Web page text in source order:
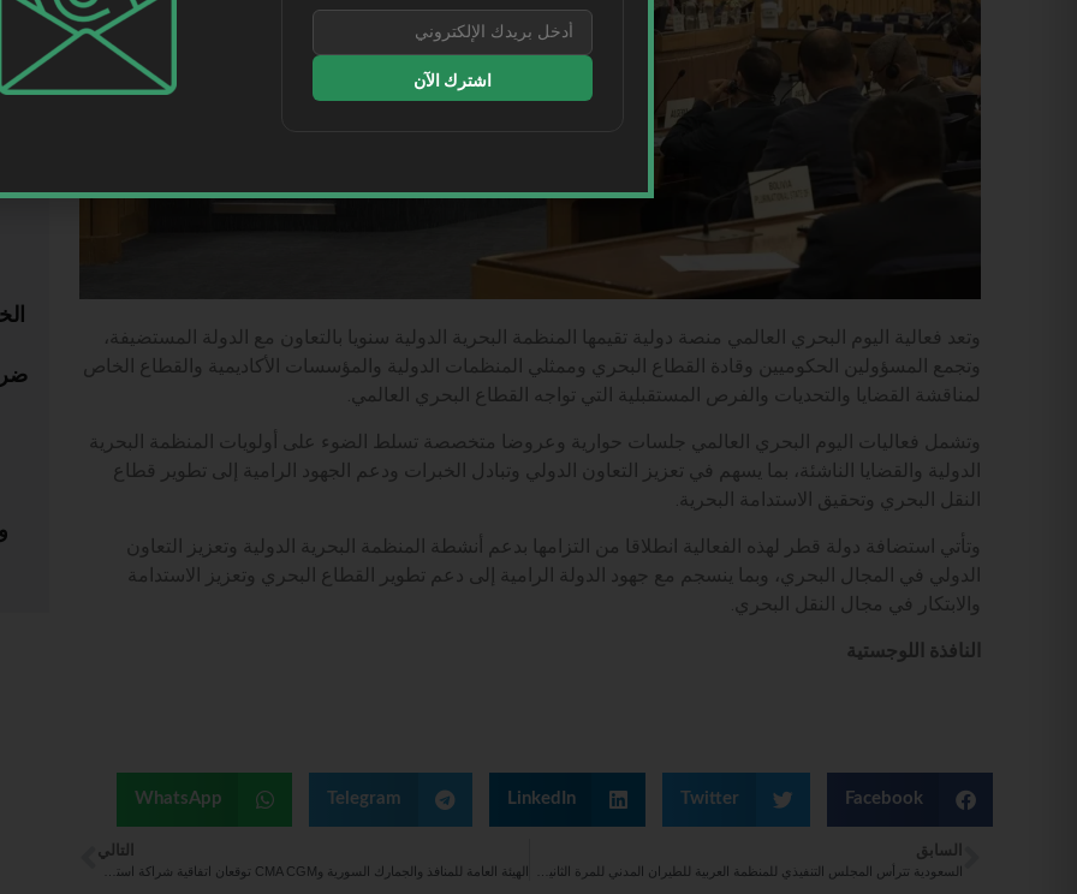
وتعد فعالية اليوم البحري العالمي منصة دولية تقيمها المنظمة البحرية الدولية سنويا بالتعاون مع الدولة المستضيفة،
وتجمع المسؤولين الحكوميين وقادة القطاع البحري وممثلي المنظمات الدولية والمؤسسات الأكاديمية والقطاع الخاص
لمناقشة القضايا والتحديات والفرص المستقبلية التي تواجه القطاع البحري العالمي.
وتشمل فعاليات اليوم البحري العالمي جلسات حوارية وعروضا متخصصة تسلط الضوء على أولويات المنظمة البحرية
الدولية والقضايا الناشئة، بما يسهم في تعزيز التعاون الدولي وتبادل الخبرات ودعم الجهود الرامية إلى تطوير قطاع
النقل البحري وتحقيق الاستدامة البحرية.
وتأتي استضافة دولة قطر لهذه الفعالية انطلاقا من التزامها بدعم أنشطة المنظمة البحرية الدولية وتعزيز التعاون
الدولي في المجال البحري، وبما ينسجم مع جهود الدولة الرامية إلى دعم تطوير القطاع البحري وتعزيز الاستدامة
والابتكار في مجال النقل البحري.
النافذة اللوجستية
Facebook
Twitter
LinkedIn
Telegram
WhatsApp
السابق التالي
اشترك الآن